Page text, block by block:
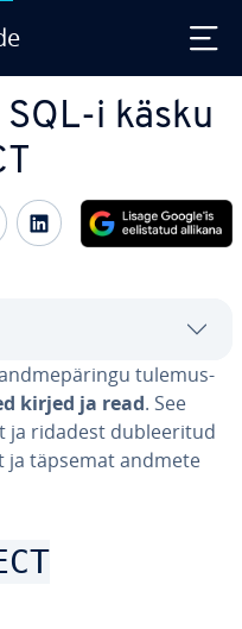
i käsku
on Facebook
Share on Twitter
Share on
tu­le­mus­
kirjed ja read. See
ja ridadest dub­lee­ri­tud
ja täpsemat andmete